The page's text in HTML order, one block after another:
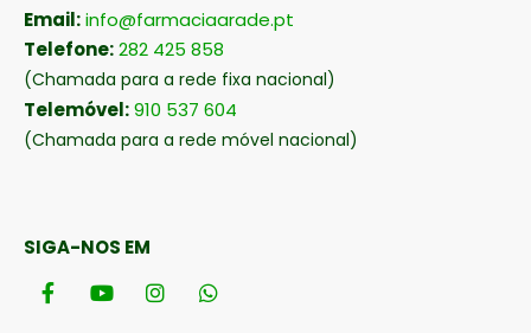
Email:info@farmaciaarade.pt
Telefone:282 425 858
(Chamada para a rede fixa nacional)
Telemóvel:910 537 604
(Chamada para a rede móvel nacional)
SIGA-NOS EM